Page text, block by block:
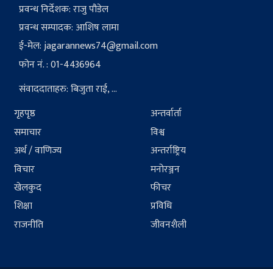
प्रवन्ध निर्देशक: राजु पौडेल
प्रवन्ध सम्पादक: आशिष लामा
ई-मेल:jagarannews74@gmail.com
फोन नं. : 01-4436964
संवाददाताहरु: बिजुता राई, ...
गृहपृष्ठ
समाचार
अर्थ / वाणिज्य
विचार
खेलकुद
शिक्षा
राजनीति
अन्तर्वार्ता
विश्व
अन्तर्राष्ट्रिय
मनोरञ्जन
फीचर
प्रविधि
जीवनशैली